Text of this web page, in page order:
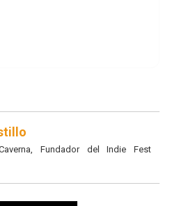
Fundador del Indie Fest